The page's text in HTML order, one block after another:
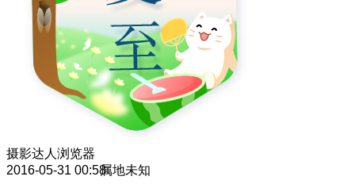
摄影达人 浏览器
2016-05-31 00:58属地未知